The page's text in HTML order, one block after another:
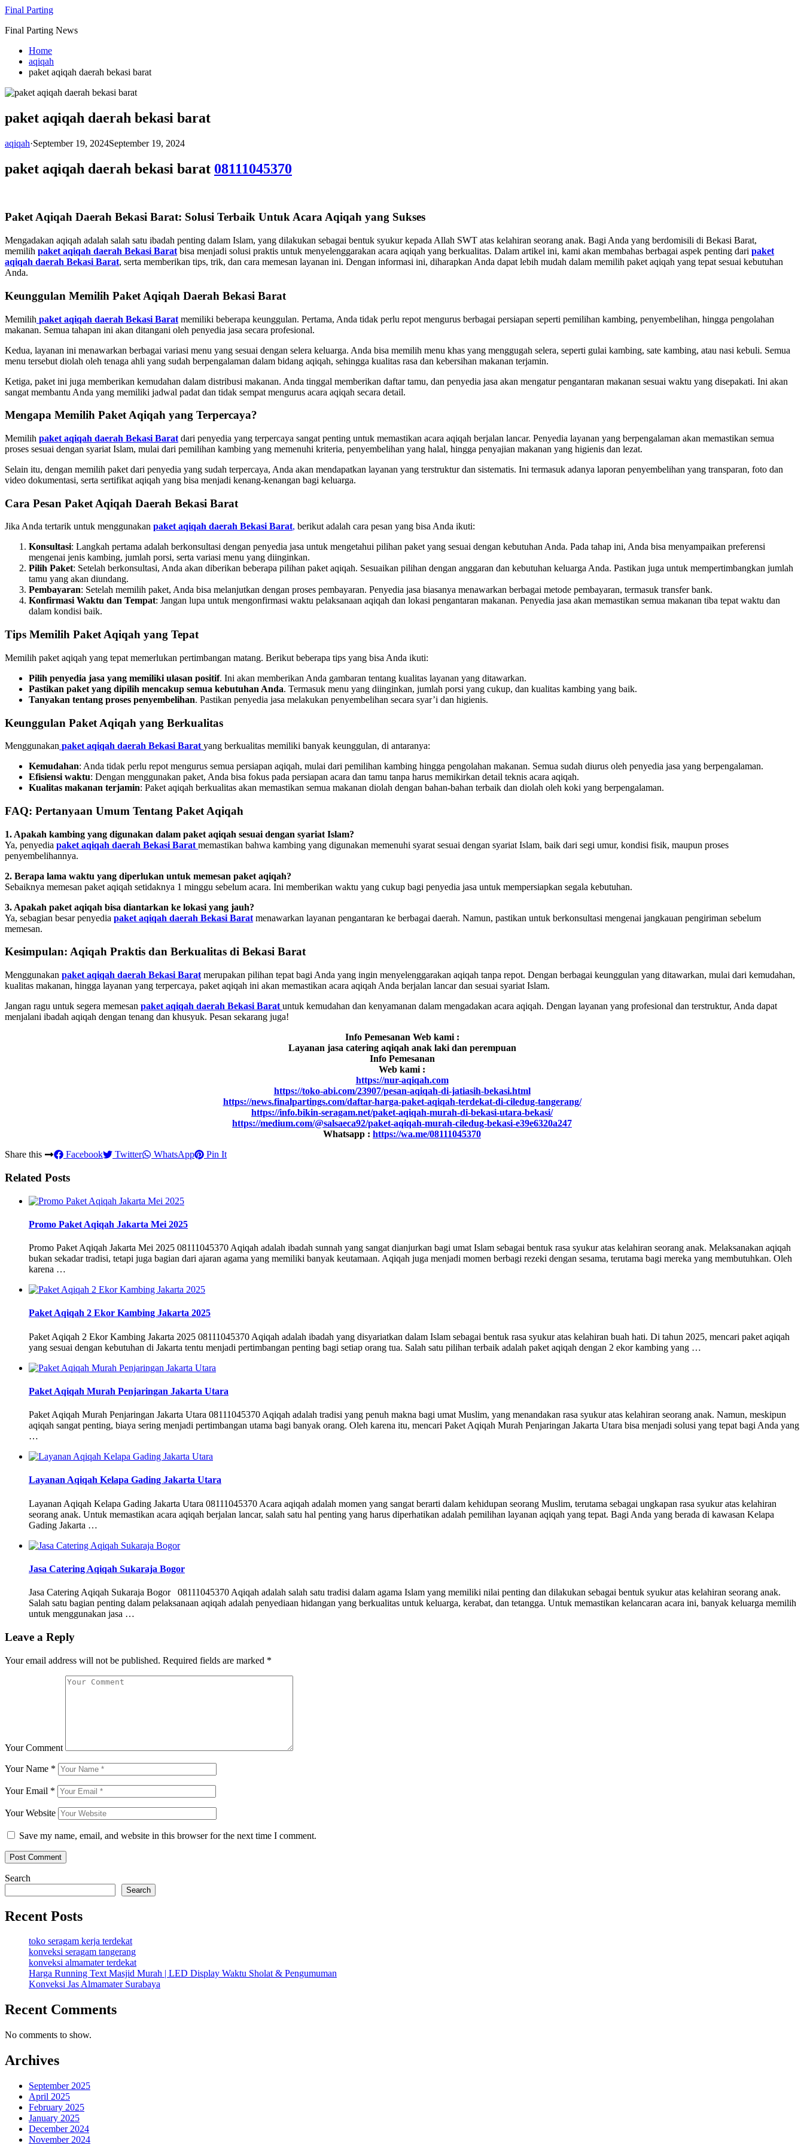
Skip
content
Final Parting
Final Parting News
Home
aqiqah
paket aqiqah daerah bekasi barat
paket aqiqah daerah bekasi barat
aqiqah·September 19, 2024September 19, 2024
paket aqiqah daerah bekasi barat 08111045370
Paket Aqiqah Daerah Bekasi Barat: Solusi Terbaik Untuk Acara Aqiqah yang Sukses
Mengadakan aqiqah adalah salah satu ibadah penting dalam Islam, yang dilakukan sebagai bentuk syukur kepada Allah SWT atas kelahiran seorang anak. Bagi Anda yang berdomisili di Bekasi Barat,
memilih paket aqiqah daerah Bekasi Barat bisa menjadi solusi praktis untuk menyelenggarakan acara aqiqah yang berkualitas. Dalam artikel ini, kami akan membahas berbagai aspek penting dari paket
aqiqah daerah Bekasi Barat, serta memberikan tips, trik, dan cara memesan layanan ini. Dengan informasi ini, diharapkan Anda dapat lebih mudah dalam memilih paket aqiqah yang tepat sesuai kebutuhan
Anda.
Keunggulan Memilih Paket Aqiqah Daerah Bekasi Barat
Memilih paket aqiqah daerah Bekasi Barat memiliki beberapa keunggulan. Pertama, Anda tidak perlu repot mengurus berbagai persiapan seperti pemilihan kambing, penyembelihan, hingga pengolahan
makanan. Semua tahapan ini akan ditangani oleh penyedia jasa secara profesional.
Kedua, layanan ini menawarkan berbagai variasi menu yang sesuai dengan selera keluarga. Anda bisa memilih menu khas yang menggugah selera, seperti gulai kambing, sate kambing, atau nasi kebuli. Semua
menu tersebut diolah oleh tenaga ahli yang sudah berpengalaman dalam bidang aqiqah, sehingga kualitas rasa dan kebersihan makanan terjamin.
Ketiga, paket ini juga memberikan kemudahan dalam distribusi makanan. Anda tinggal memberikan daftar tamu, dan penyedia jasa akan mengatur pengantaran makanan sesuai waktu yang disepakati. Ini akan
sangat membantu Anda yang memiliki jadwal padat dan tidak sempat mengurus acara aqiqah secara detail.
Mengapa Memilih Paket Aqiqah yang Terpercaya?
Memilih paket aqiqah daerah Bekasi Barat dari penyedia yang terpercaya sangat penting untuk memastikan acara aqiqah berjalan lancar. Penyedia layanan yang berpengalaman akan memastikan semua
proses sesuai dengan syariat Islam, mulai dari pemilihan kambing yang memenuhi kriteria, penyembelihan yang halal, hingga penyajian makanan yang higienis dan lezat.
Selain itu, dengan memilih paket dari penyedia yang sudah terpercaya, Anda akan mendapatkan layanan yang terstruktur dan sistematis. Ini termasuk adanya laporan penyembelihan yang transparan, foto dan
video dokumentasi, serta sertifikat aqiqah yang bisa menjadi kenang-kenangan bagi keluarga.
Cara Pesan Paket Aqiqah Daerah Bekasi Barat
Jika Anda tertarik untuk menggunakan paket aqiqah daerah Bekasi Barat, berikut adalah cara pesan yang bisa Anda ikuti:
Konsultasi: Langkah pertama adalah berkonsultasi dengan penyedia jasa untuk mengetahui pilihan paket yang sesuai dengan kebutuhan Anda. Pada tahap ini, Anda bisa menyampaikan preferensi
mengenai jenis kambing, jumlah porsi, serta variasi menu yang diinginkan.
Pilih Paket: Setelah berkonsultasi, Anda akan diberikan beberapa pilihan paket aqiqah. Sesuaikan pilihan dengan anggaran dan kebutuhan keluarga Anda. Pastikan juga untuk mempertimbangkan jumlah
tamu yang akan diundang.
Pembayaran: Setelah memilih paket, Anda bisa melanjutkan dengan proses pembayaran. Penyedia jasa biasanya menawarkan berbagai metode pembayaran, termasuk transfer bank.
Konfirmasi Waktu dan Tempat: Jangan lupa untuk mengonfirmasi waktu pelaksanaan aqiqah dan lokasi pengantaran makanan. Penyedia jasa akan memastikan semua makanan tiba tepat waktu dan
dalam kondisi baik.
Tips Memilih Paket Aqiqah yang Tepat
Memilih paket aqiqah yang tepat memerlukan pertimbangan matang. Berikut beberapa tips yang bisa Anda ikuti:
Pilih penyedia jasa yang memiliki ulasan positif. Ini akan memberikan Anda gambaran tentang kualitas layanan yang ditawarkan.
Pastikan paket yang dipilih mencakup semua kebutuhan Anda. Termasuk menu yang diinginkan, jumlah porsi yang cukup, dan kualitas kambing yang baik.
Tanyakan tentang proses penyembelihan. Pastikan penyedia jasa melakukan penyembelihan secara syar’i dan higienis.
Keunggulan Paket Aqiqah yang Berkualitas
Menggunakan paket aqiqah daerah Bekasi Barat yang berkualitas memiliki banyak keunggulan, di antaranya:
Kemudahan: Anda tidak perlu repot mengurus semua persiapan aqiqah, mulai dari pemilihan kambing hingga pengolahan makanan. Semua sudah diurus oleh penyedia jasa yang berpengalaman.
Efisiensi waktu: Dengan menggunakan paket, Anda bisa fokus pada persiapan acara dan tamu tanpa harus memikirkan detail teknis acara aqiqah.
Kualitas makanan terjamin: Paket aqiqah berkualitas akan memastikan semua makanan diolah dengan bahan-bahan terbaik dan diolah oleh koki yang berpengalaman.
FAQ: Pertanyaan Umum Tentang Paket Aqiqah
1. Apakah kambing yang digunakan dalam paket aqiqah sesuai dengan syariat Islam?
Ya, penyedia paket aqiqah daerah Bekasi Barat memastikan bahwa kambing yang digunakan memenuhi syarat sesuai dengan syariat Islam, baik dari segi umur, kondisi fisik, maupun proses
penyembelihannya.
2. Berapa lama waktu yang diperlukan untuk memesan paket aqiqah?
Sebaiknya memesan paket aqiqah setidaknya 1 minggu sebelum acara. Ini memberikan waktu yang cukup bagi penyedia jasa untuk mempersiapkan segala kebutuhan.
3. Apakah paket aqiqah bisa diantarkan ke lokasi yang jauh?
Ya, sebagian besar penyedia paket aqiqah daerah Bekasi Barat menawarkan layanan pengantaran ke berbagai daerah. Namun, pastikan untuk berkonsultasi mengenai jangkauan pengiriman sebelum
memesan.
Kesimpulan: Aqiqah Praktis dan Berkualitas di Bekasi Barat
Menggunakan paket aqiqah daerah Bekasi Barat merupakan pilihan tepat bagi Anda yang ingin menyelenggarakan aqiqah tanpa repot. Dengan berbagai keunggulan yang ditawarkan, mulai dari kemudahan,
kualitas makanan, hingga layanan yang terpercaya, paket aqiqah ini akan memastikan acara aqiqah Anda berjalan lancar dan sesuai syariat Islam.
Jangan ragu untuk segera memesan paket aqiqah daerah Bekasi Barat untuk kemudahan dan kenyamanan dalam mengadakan acara aqiqah. Dengan layanan yang profesional dan terstruktur, Anda dapat
menjalani ibadah aqiqah dengan tenang dan khusyuk. Pesan sekarang juga!
Info Pemesanan Web kami :
Layanan jasa catering aqiqah anak laki dan perempuan
Info Pemesanan
Web kami :
https://nur-aqiqah.com
https://toko-abi.com/23907/pesan-aqiqah-di-jatiasih-bekasi.html
https://news.finalpartings.com/daftar-harga-paket-aqiqah-terdekat-di-ciledug-tangerang/
https://info.bikin-seragam.net/paket-aqiqah-murah-di-bekasi-utara-bekasi/
https://medium.com/@salsaeca92/paket-aqiqah-murah-ciledug-bekasi-e39e6320a247
Whatsapp : https://wa.me/08111045370
Share this
Facebook Twitter WhatsApp Pin It
Related Posts
Promo Paket Aqiqah Jakarta Mei 2025
Promo Paket Aqiqah Jakarta Mei 2025 08111045370 Aqiqah adalah ibadah sunnah yang sangat dianjurkan bagi umat Islam sebagai bentuk rasa syukur atas kelahiran seorang anak. Melaksanakan aqiqah
bukan sekadar tradisi, tetapi juga bagian dari ajaran agama yang memiliki banyak keutamaan. Aqiqah juga menjadi momen berbagi rezeki dengan sesama, terutama bagi mereka yang membutuhkan. Oleh
karena …
Paket Aqiqah 2 Ekor Kambing Jakarta 2025
Paket Aqiqah 2 Ekor Kambing Jakarta 2025 08111045370 Aqiqah adalah ibadah yang disyariatkan dalam Islam sebagai bentuk rasa syukur atas kelahiran buah hati. Di tahun 2025, mencari paket aqiqah
yang sesuai dengan kebutuhan di Jakarta tentu menjadi pertimbangan penting bagi setiap orang tua. Salah satu pilihan terbaik adalah paket aqiqah dengan 2 ekor kambing yang …
Paket Aqiqah Murah Penjaringan Jakarta Utara
Paket Aqiqah Murah Penjaringan Jakarta Utara 08111045370 Aqiqah adalah tradisi yang penuh makna bagi umat Muslim, yang menandakan rasa syukur atas kelahiran seorang anak. Namun, meskipun
aqiqah sangat penting, biaya sering menjadi pertimbangan utama bagi banyak orang. Oleh karena itu, mencari Paket Aqiqah Murah Penjaringan Jakarta Utara bisa menjadi solusi yang tepat bagi Anda yang
…
Layanan Aqiqah Kelapa Gading Jakarta Utara
Layanan Aqiqah Kelapa Gading Jakarta Utara 08111045370 Acara aqiqah adalah momen yang sangat berarti dalam kehidupan seorang Muslim, terutama sebagai ungkapan rasa syukur atas kelahiran
seorang anak. Untuk memastikan acara aqiqah berjalan lancar, salah satu hal penting yang harus diperhatikan adalah pemilihan layanan aqiqah yang tepat. Bagi Anda yang berada di kawasan Kelapa
Gading Jakarta …
Jasa Catering Aqiqah Sukaraja Bogor
Jasa Catering Aqiqah Sukaraja Bogor 08111045370 Aqiqah adalah salah satu tradisi dalam agama Islam yang memiliki nilai penting dan dilakukan sebagai bentuk syukur atas kelahiran seorang anak.
Salah satu bagian penting dalam pelaksanaan aqiqah adalah penyediaan hidangan yang berkualitas untuk keluarga, kerabat, dan tetangga. Untuk memastikan kelancaran acara ini, banyak keluarga memilih
untuk menggunakan jasa …
Leave a Reply
Your email address will not be published. Required fields are marked *
Your Comment
Your Name *
Your Email *
Your Website
Save my name, email, and website in this browser for the next time I comment.
Search
Search
Recent Posts
toko seragam kerja terdekat
konveksi seragam tangerang
konveksi almamater terdekat
Harga Running Text Masjid Murah | LED Display Waktu Sholat & Pengumuman
Konveksi Jas Almamater Surabaya
Recent Comments
No comments to show.
Archives
September 2025
April 2025
February 2025
January 2025
December 2024
November 2024